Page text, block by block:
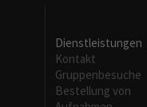
Dienstleistungen
Kontakt
Gruppenbesuche
Bestellung von
funcionalidades
desaparecerán